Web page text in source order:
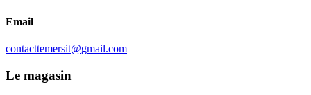
Email
contacttemersit@gmail.com
Le magasin